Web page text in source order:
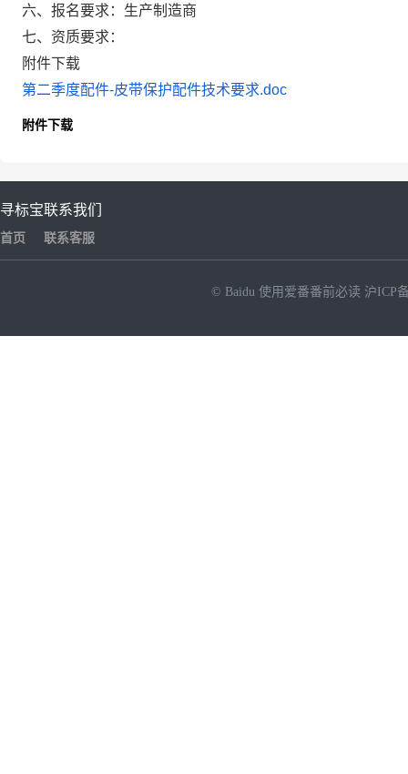
六、报名要求：生产制造商
七、资质要求：
附件下载
第二季度配件-皮带保护配件技术要求.doc
附件下载
寻标宝
首页
联系我们
联系客服
© Baidu 使用爱番番前必读 沪ICP